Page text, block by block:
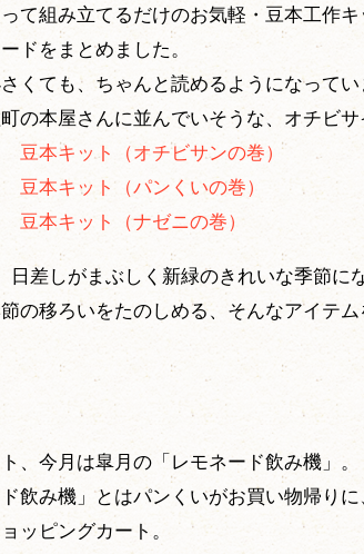
て組み立てるだけのお気軽・豆本工作
ドをまとめました。
くても、ちゃんと読めるようになってい
の本屋さんに並んでいそうな、オチビサ
豆本キット（オチビサンの巻）
豆本キット（パンくいの巻）
豆本キット（ナゼニの巻）
日差しがまぶしく新緑のきれいな季節に
の移ろいをたのしめる、そんなアイテム
、今月は皐月の「レモネード飲み機」。
飲み機」とはパンくいがお買い物帰り
ッピングカート。